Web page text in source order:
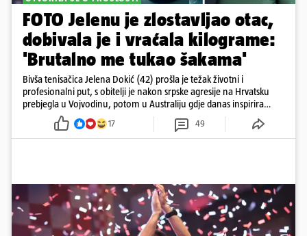
FOTO Jelenu je zlostavljao otac,
dobivala je i vraćala kilograme:
'Brutalno me tukao šakama'
Bivša tenisačica Jelena Dokić (42) prošla je težak životni i
profesionalni put, s obitelji je nakon srpske agresije na Hrvatsku
prebjegla u Vojvodinu, potom u Australiju gdje danas inspirira
17 49